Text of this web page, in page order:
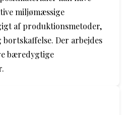
miljømæssige
af produktionsmetoder,
Der arbejdes
bæredygtige